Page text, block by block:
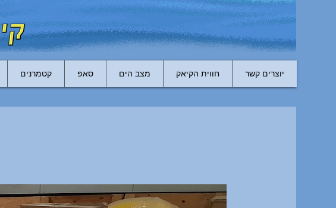
קטמרנים סאפ מצב הים חווית הקיאק יוצרים קשר